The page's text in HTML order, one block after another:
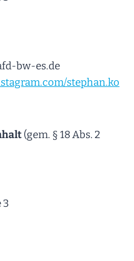
bw-es.de
stephan.ko
(gem. § 18 Abs. 2
3